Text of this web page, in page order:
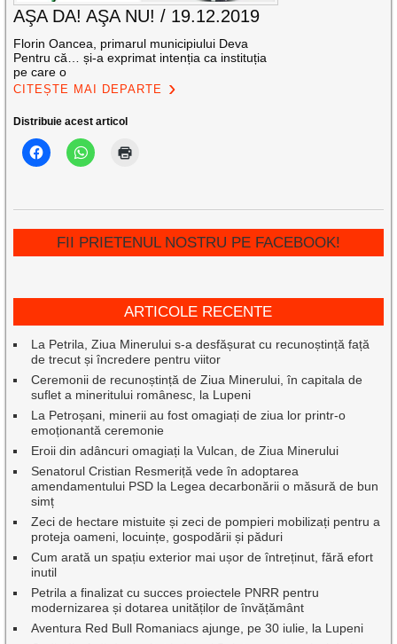
AŞA DA! AŞA NU! / 19.12.2019
Florin Oancea, primarul municipiului Deva
Pentru că… și-a exprimat intenția ca instituția
pe care o
CITEȘTE MAI DEPARTE
Distribuie acest articol
FII PRIETENUL NOSTRU PE FACEBOOK!
ARTICOLE RECENTE
La Petrila, Ziua Minerului s-a desfășurat cu recunoștință față
de trecut și încredere pentru viitor
Ceremonii de recunoștință de Ziua Minerului, în capitala de
suflet a mineritului românesc, la Lupeni
La Petroșani, minerii au fost omagiați de ziua lor printr-o
emoționantă ceremonie
Eroii din adâncuri omagiați la Vulcan, de Ziua Minerului
Senatorul Cristian Resmeriță vede în adoptarea
amendamentului PSD la Legea decarbonării o măsură de bun
simț
Zeci de hectare mistuite și zeci de pompieri mobilizați pentru a
proteja oameni, locuințe, gospodării și păduri
Cum arată un spațiu exterior mai ușor de întreținut, fără efort
inutil
Petrila a finalizat cu succes proiectele PNRR pentru
modernizarea și dotarea unităților de învățământ
Aventura Red Bull Romaniacs ajunge, pe 30 iulie, la Lupeni